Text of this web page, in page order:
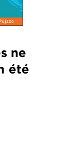
ne
été